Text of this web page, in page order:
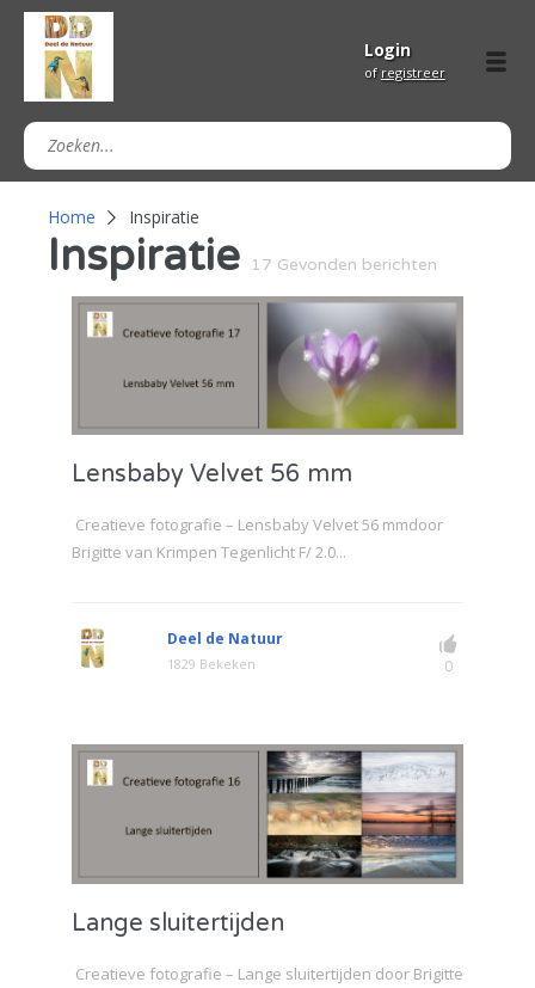
Login
of registreer
Home Inspiratie
Inspiratie 17 Gevonden berichten
Lensbaby Velvet 56 mm
Creatieve fotografie – Lensbaby Velvet 56 mmdoor
Brigitte van Krimpen Tegenlicht F/ 2.0...
Deel de Natuur
1829 Bekeken 0
Lange sluitertijden
Creatieve fotografie – Lange sluitertijden door Brigitte